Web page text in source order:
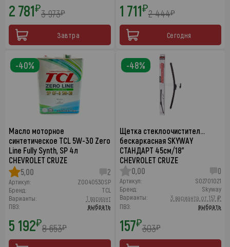
2 781₽3 973₽
Завтра
1 711₽2 444₽
Сегодня
Масло моторное
синтетическое TCL 5W-30 Zero
Line Fully Synth, SP 4л
CHEVROLET CRUZE
5,00
2
Артикул:
Z0040530SP
Бренд:
TCL
Варианты:
1 вариант
ПВЗ:
выбрать
5 192₽8 653₽
-40%
Щетка стеклоочистител…
бескаркасная SKYWAY
СТАНДАРТ 45см/18"
CHEVROLET CRUZE
0,00
0
Артикул:
S02701021
Бренд:
Skyway
Варианты:
3 варианта от 157 ₽
ПВЗ:
выбрать
157₽303₽
-48%